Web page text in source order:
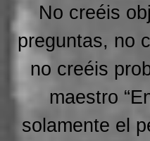
No creéis
preguntas, no
no creéis
maestro
solamente el